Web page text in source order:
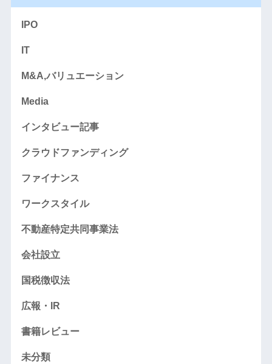
IPO
IT
M&A,バリュエーション
Media
インタビュー記事
クラウドファンディング
ファイナンス
ワークスタイル
不動産特定共同事業法
会社設立
国税徴収法
広報・IR
書籍レビュー
未分類